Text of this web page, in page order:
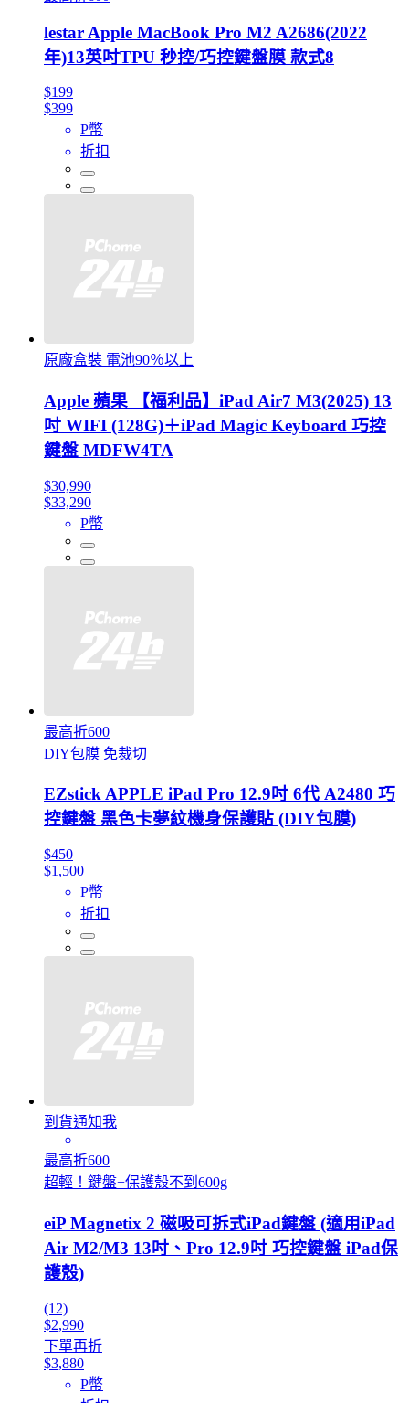
lestar Apple MacBook Pro M2 A2686(2022
年)13英吋TPU 秒控/巧控鍵盤膜 款式8
$199
$399
P幣
折扣
原廠盒裝 電池90％以上
Apple 蘋果 【福利品】iPad Air7 M3(2025) 13
吋 WIFI (128G)＋iPad Magic Keyboard 巧控
鍵盤 MDFW4TA
$30,990
$33,290
P幣
最高折600
DIY包膜 免裁切
EZstick APPLE iPad Pro 12.9吋 6代 A2480 巧
控鍵盤 黑色卡夢紋機身保護貼 (DIY包膜)
$450
$1,500
P幣
折扣
到貨通知我
最高折600
超輕！鍵盤+保護殼不到600g
eiP Magnetix 2 磁吸可拆式iPad鍵盤 (適用iPad
Air M2/M3 13吋、Pro 12.9吋 巧控鍵盤 iPad保
護殼)
(12)
$2,990
下單再折
$3,880
P幣